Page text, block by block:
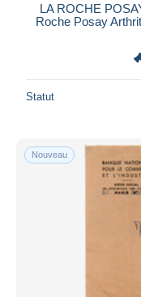
LA ROCHE
Roche Posay
Statut
Nouveau